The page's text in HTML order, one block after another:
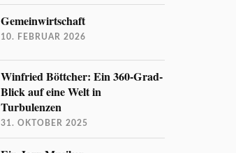
Gemeinwirtschaft
10. FEBRUAR 2026
Winfried Böttcher: Ein 360-Grad-
Blick auf eine Welt in
Turbulenzen
31. OKTOBER 2025